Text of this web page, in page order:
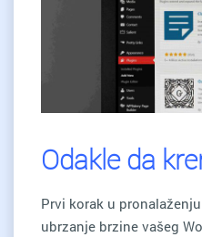
Odakle da
Prvi korak u
ubrzanje brzine vašeg